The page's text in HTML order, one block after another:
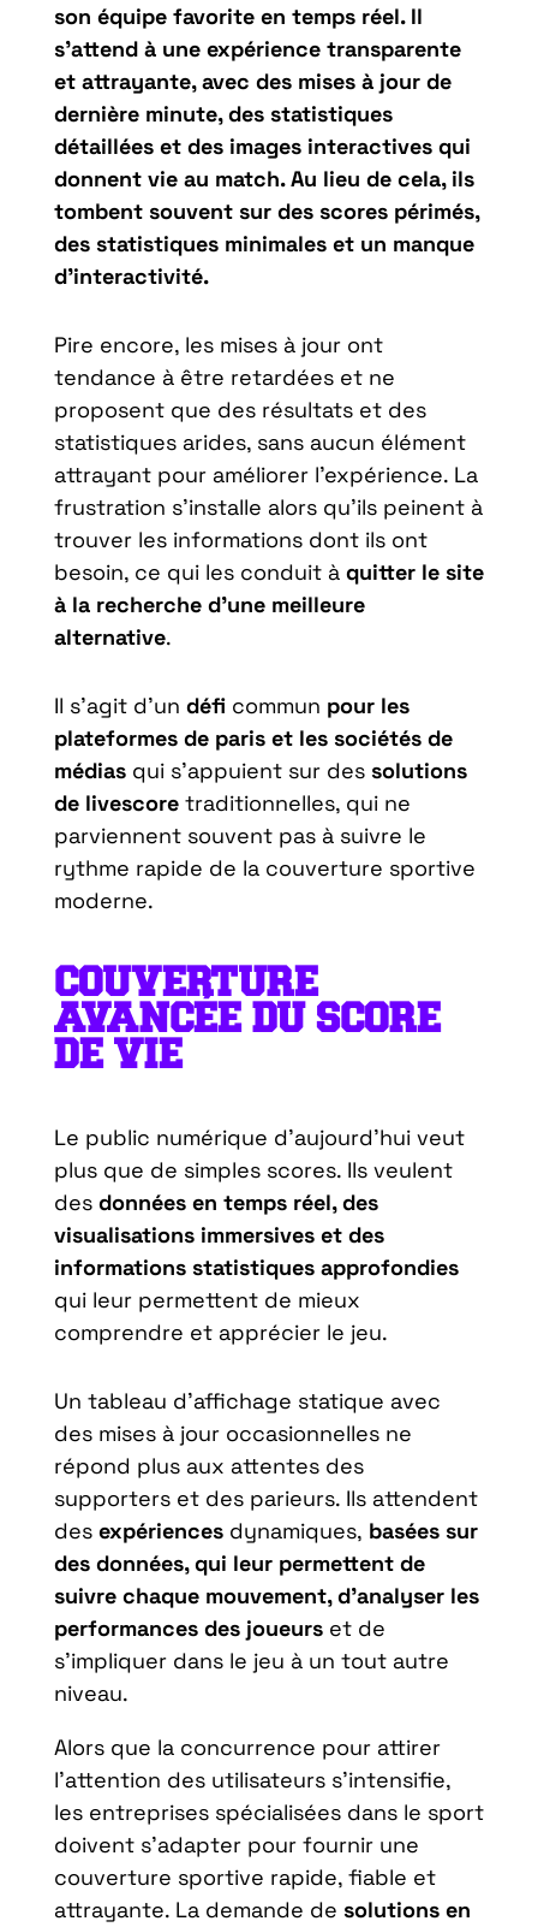
son équipe favorite en temps réel. Il
s’attend à une expérience transparente
et attrayante, avec des mises à jour de
dernière minute, des statistiques
détaillées et des images interactives qui
donnent vie au match. Au lieu de cela, ils
tombent souvent sur des scores périmés,
des statistiques minimales et un manque
d’interactivité.
Pire encore, les mises à jour ont
tendance à être retardées et ne
proposent que des résultats et des
statistiques arides, sans aucun élément
attrayant pour améliorer l’expérience. La
frustration s’installe alors qu’ils peinent à
trouver les informations dont ils ont
besoin, ce qui les conduit àquitter le site
à la recherche d’une meilleure
alternative.
Il s’agit d’un déficommun pour les
plateformes de paris et les sociétés de
médiasqui s’appuient sur dessolutions
de livescoretraditionnelles, qui ne
parviennent souvent pas à suivre le
rythme rapide de la couverture sportive
moderne.
COUVERTURE
AVANCÉE DU SCORE
DE VIE
Le public numérique d’aujourd’hui veut
plus que de simples scores. Ils veulent
desdonnées en temps réel, des
visualisations immersives et des
informations statistiques approfondies
qui leur permettent de mieux
comprendre et apprécier le jeu.
Un tableau d’affichage statique avec
des mises à jour occasionnelles ne
répond plus aux attentes des
supporters et des parieurs. Ils attendent
desexpériencesdynamiques, basées sur
des données, qui leur permettent de
suivre chaque mouvement, d’analyser les
performances des joueurset de
s’impliquer dans le jeu à un tout autre
niveau.
Alors que la concurrence pour attirer
l’attention des utilisateurs s’intensifie,
les entreprises spécialisées dans le sport
doivent s’adapter pour fournir une
couverture sportive rapide, fiable et
attrayante. La demande de solutions en